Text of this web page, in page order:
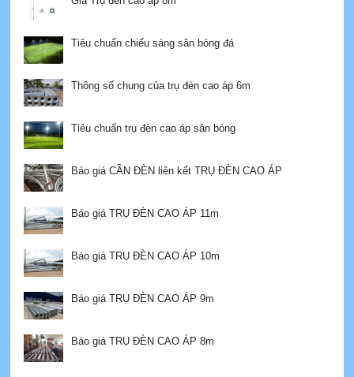
Tiêu chuẩn chiếu sáng sân bóng đá
Thông số chung của trụ đèn cao áp 6m
Tiêu chuẩn trụ đèn cao áp sân bóng
Báo giá CẦN ĐÈN liên kết TRỤ ĐÈN CAO ÁP
Báo giá TRỤ ĐÈN CAO ÁP 11m
Báo giá TRỤ ĐÈN CAO ÁP 10m
Báo giá TRỤ ĐÈN CAO ÁP 9m
Báo giá TRỤ ĐÈN CAO ÁP 8m